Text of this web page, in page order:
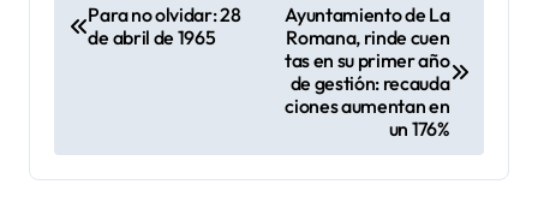
g
Para no olvidar: 28
de abril de 1965
Ayuntamiento de La
Romana, rinde cuen
tas en su primer año
de gestión: recauda
ciones aumentan en
un 176%